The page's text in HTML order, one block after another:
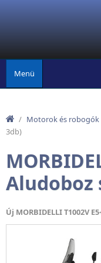
Menü
/ Motorok és robogók
3db)
Aludoboz
Új MORBIDELLI T1002V